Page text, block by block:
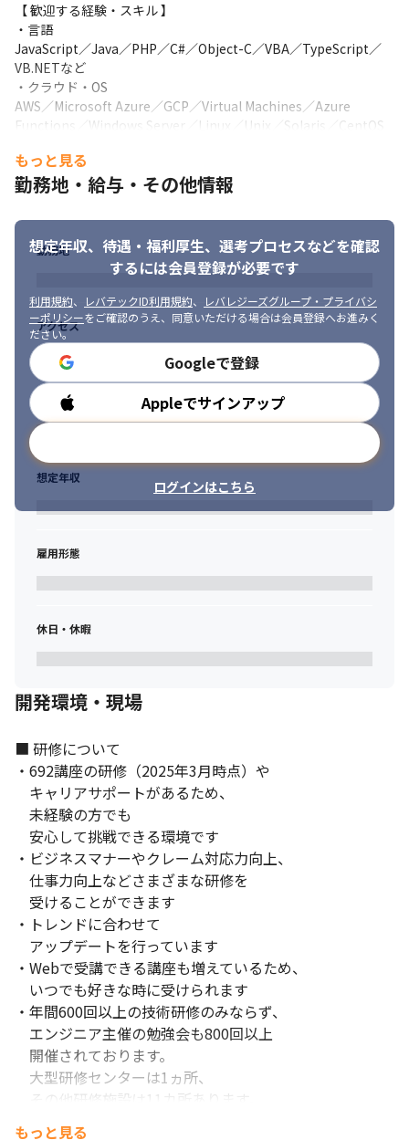
だから、待遇や福利厚生も充実！
🔸賞与平均が165.98万円（管理職除く）
🔸残業代は1分単位で全額支給
🔸地域手当・単身赴任手当・帰省手当
…と多彩な手当
🔸年間休日124日
🔸14年連続黒字経営（2024年3月時点）
「仕事は大事だけど、プライベートも大切にしたい」
そんな方が安心して働ける環境です！
🟨 その４.「学びながらステップアップ」
「興味はあるけど、スキルに自信がない…」という方も大丈夫！
当社では、 未経験から学べる研修 も充実。
☟今回は研修の一例をご紹介
📌 Python入門講座で、
基礎から実践までしっかりサポート！
≪受講者の声≫
🗣基本的なコードの書き方を中心に説明を受け、
終盤に演習問題を解きました。
業務では「C#」で開発を行っているため、
Pythonのコードの書き方に戸惑いがあったが、
説明を聞いている内に理解できるようになった。
🗣Pythonを業務で使う機会が増える中、
環境構築の手間が課題でしたが、
ブラウザ上で実行できる方法を学び感動！
参加者の熱意を見てPythonへの期待を実感し、
実際の仕事に活かせる学びをサポートします！
https://www.m-fielders.co.jp/service/study/
・・・いかがでしょうか？
下記にも記載しておりますのでぜひご覧ください。
＿＿＿＿＿＿＿＿＿＿＿＿＿＿＿＿＿＿＿＿＿＿＿
※過去3ヶ月以内に弊社にご応募いただいている場合は今回のご応
募の受付を致しかねます。
予めご理解・ご容赦いただけますようお願いいたします。
＿＿＿＿＿＿＿＿＿＿＿＿＿＿＿＿＿＿＿＿＿＿＿
【変更の範囲】当社の定める業務。詳細は就業条件明示書に記
載。
【 歓迎する経験・スキル 】
・言語
JavaScript／Java／PHP／C#／Object-C／VBA／TypeScript／
VB.NETなど
・クラウド・OS
AWS／Microsoft Azure／GCP／Virtual Machines／Azure
Functions／Windows Server／Linux／Unix／Solaris／CentOS
・DB・NW
Oracle／MySQL／SQL Server／Cisco／YAMAHA／Allied Telesis
■ 歓迎する人物像（以下いずれかに当てはまる方）
・積極性…派遣エンジニアとして、客先就業するため
客先社員に対し提案、アドバイスも行います
・折衝能力…社内外、関係部署との打ち合わせ対応
もっと見る
勤務地・給与・その他情報
想定年収、待遇・福利厚生、 選考プロセスなどを確認
するには会員登録が必要です
利用規約、 レバテックID利用規約、
レバレジーズグループ・プライバシ
ーポリシーをご確認のうえ、同意いただける場合は会員登録へお進みく
ださい。
Googleで登録
Appleでサインアップ
ログインはこちら
勤務地
アクセス
勤務時間
想定年収
雇用形態
休日・休暇
開発環境・現場
■ 研修について
・692講座の研修（2025年3月時点）や
キャリアサポートがあるため、
未経験の方でも
安心して挑戦できる環境です
・ビジネスマナーやクレーム対応力向上、
仕事力向上などさまざまな研修を
受けることができます
・トレンドに合わせて
アップデートを行っています
・Webで受講できる講座も増えているため、
いつでも好きな時に受けられます
・年間600回以上の技術研修のみならず、
エンジニア主催の勉強会も800回以上
開催されております。
大型研修センターは1ヵ所、
その他研修施設は11カ所あります。
・エンジニア出身者が
もっと見る